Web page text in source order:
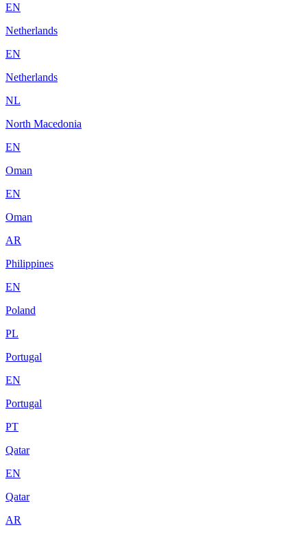
EN
Netherlands
EN
Netherlands
NL
North Macedonia
EN
Oman
EN
Oman
AR
Philippines
EN
Poland
PL
Portugal
EN
Portugal
PT
Qatar
EN
Qatar
AR